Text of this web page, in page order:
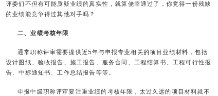
评委们不但有可能质疑业绩的真实性，就算侥幸通过了，你觉得一份残缺
的业绩能竞争得过其他对手吗？
二、业绩考核年限
通常职称评审需要提供近5年与申报专业相关的项目业绩材料，包括
设计图纸、验收报告、施工报告、服务合同、工程结算书、工程可行性报
告、中标通知书、工作总结报告等等。
申报中级职称评审要注重业绩的考核年限，太过久远的项目材料就不